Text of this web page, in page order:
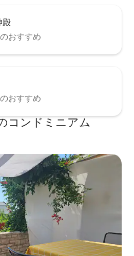
殿
おすすめ
おすすめ
コンドミニアム